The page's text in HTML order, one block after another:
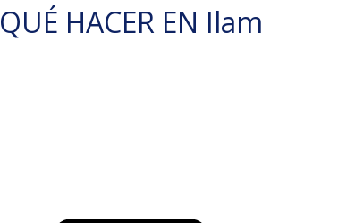
QUÉ HACER EN Ilam